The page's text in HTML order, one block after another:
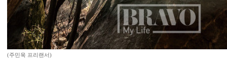
(주민욱 프리랜서)